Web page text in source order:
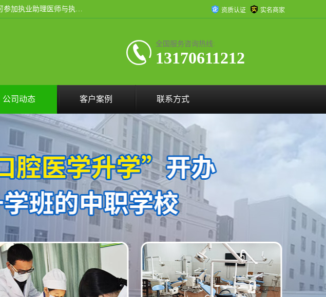
通过医学类院校正规录取从而获取统招全日制大专、本科，学信网可查在校学籍。医学相关专业毕业后可参加执业助理医师与执业医师证书考试（如口腔医学、临床医学、中医学等专业）. 资质认证 实名商家
全国服务咨询热线:
13170611212
公司动态 客户案例 联系方式